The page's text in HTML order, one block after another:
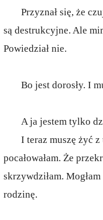
Przyznał się, że
są destrukcyjne. Ale
Powiedział nie.
Bo jest dorosły. I
A ja jestem tylko
I teraz muszę żyć
pocałowałam. Że
skrzywdziłam.
rodzinę.